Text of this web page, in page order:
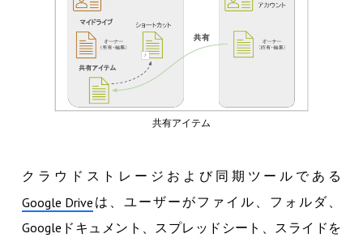
共有アイテム
クラウドストレージおよび同期ツールである
Google Drive は、ユーザーがファイル、フォルダ、
Googleドキュメント、スプレッドシート、スライドを